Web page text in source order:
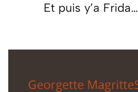
Et puis y’a Frida…